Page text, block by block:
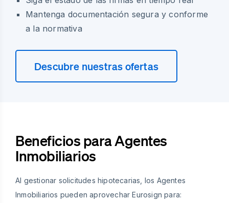
Mantenga documentación segura y conforme
a la normativa
Descubre nuestras ofertas
Beneficios para Agentes
Inmobiliarios
Al gestionar solicitudes hipotecarias, los Agentes
Inmobiliarios pueden aprovechar Eurosign para: